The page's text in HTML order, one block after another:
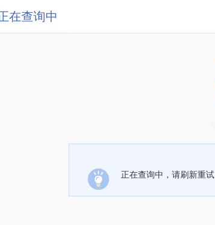
在查询中
正在查询中，请刷新重试